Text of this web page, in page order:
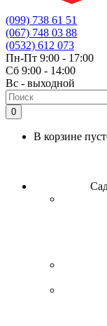
(099) 738 61 51
(067) 748 03 88
(0532) 612 073
Пн-Пт 9:00 - 17:00
Сб 9:00 - 14:00
Вс - выходной
0
В корзине